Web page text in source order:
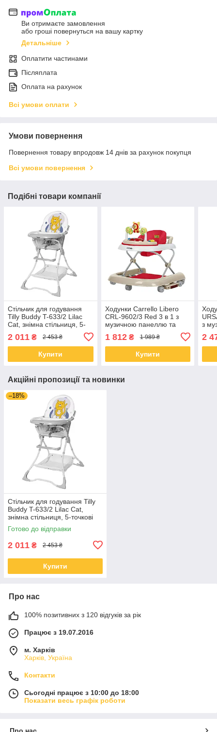
Ви отримаєте замовлення
або гроші повернуться на вашу картку
Детальніше
Оплатити частинами
Післяплата
Оплата на рахунок
Всі умови оплати
Умови повернення
Повернення товару впродовж 14 днів за рахунок покупця
Всі умови повернення
Подібні товари компанії
Стільчик для годування
Tilly Buddy T-633/2 Lilac
Cat, знімна стільниця, 5-
2 011 ₴ 2 453 ₴
Купити
Ходунки Carrello Libero
CRL-9602/3 Red 3 в 1 з
музичною панеллю та
1 812₴ 1 989 ₴
Купити
з
2
Акційні пропозиції та новинки
–18%
Стільчик для годування Tilly
Buddy T-633/2 Lilac Cat,
знімна стільниця, 5-точкові
ремені
Готово до відправки
2 011 ₴ 2 453 ₴
Купити
Про нас
100% позитивних з 120 відгуків за рік
Працює з 19.07.2016
м. Харків
Харків, Україна
Контакти
Сьогодні працює з 10:00 до 18:00
Показати весь графік роботи